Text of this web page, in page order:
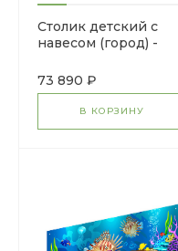
Столик детский с
навесом (город) -
73 890 ₽
В КОРЗИНУ